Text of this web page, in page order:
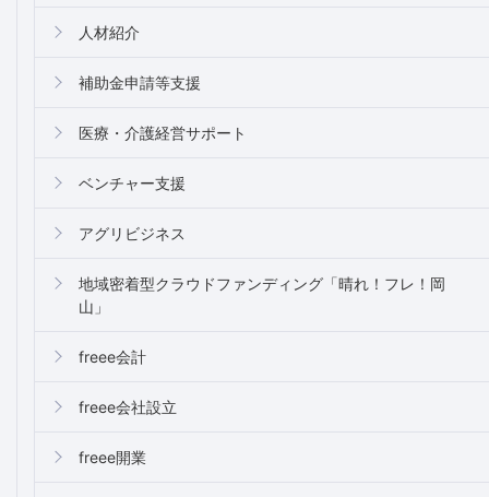
人材紹介
補助金申請等支援
医療・介護経営サポート
ベンチャー支援
アグリビジネス
地域密着型クラウドファンディング「晴れ！フレ！岡
山」
freee会計
freee会社設立
freee開業